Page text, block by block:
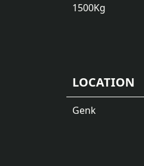
1500Kg
LOCATION
Genk